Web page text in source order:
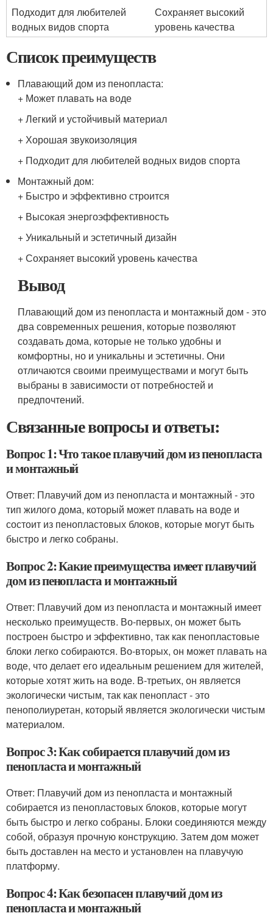
Подходит для любителей
водных видов спорта
Сохраняет высокий
уровень качества
Список преимуществ
Плавающий дом из пенопласта:
+ Может плавать на воде
+ Легкий и устойчивый материал
+ Хорошая звукоизоляция
+ Подходит для любителей водных видов спорта
Монтажный дом:
+ Быстро и эффективно строится
+ Высокая энергоэффективность
+ Уникальный и эстетичный дизайн
+ Сохраняет высокий уровень качества
Вывод
Плавающий дом из пенопласта и монтажный дом - это
два современных решения, которые позволяют
создавать дома, которые не только удобны и
комфортны, но и уникальны и эстетичны. Они
отличаются своими преимуществами и могут быть
выбраны в зависимости от потребностей и
предпочтений.
Связанные вопросы и ответы:
Вопрос 1: Что такое плавучий дом из пенопласта
и монтажный
Ответ: Плавучий дом из пенопласта и монтажный - это
тип жилого дома, который может плавать на воде и
состоит из пенопластовых блоков, которые могут быть
быстро и легко собраны.
Вопрос 2: Какие преимущества имеет плавучий
дом из пенопласта и монтажный
Ответ: Плавучий дом из пенопласта и монтажный имеет
несколько преимуществ. Во-первых, он может быть
построен быстро и эффективно, так как пенопластовые
блоки легко собираются. Во-вторых, он может плавать на
воде, что делает его идеальным решением для жителей,
которые хотят жить на воде. В-третьих, он является
экологически чистым, так как пенопласт - это
пенополиуретан, который является экологически чистым
материалом.
Вопрос 3: Как собирается плавучий дом из
пенопласта и монтажный
Ответ: Плавучий дом из пенопласта и монтажный
собирается из пенопластовых блоков, которые могут
быть быстро и легко собраны. Блоки соединяются между
собой, образуя прочную конструкцию. Затем дом может
быть доставлен на место и установлен на плавучую
платформу.
Вопрос 4: Как безопасен плавучий дом из
пенопласта и монтажный